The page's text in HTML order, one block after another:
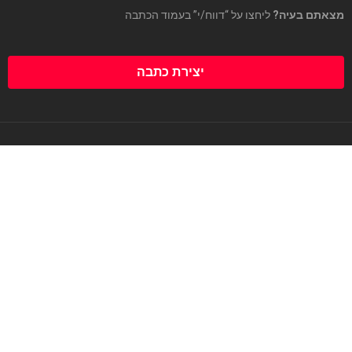
מצאתם בעיה? ליחצו על “דווח/י” בעמוד הכתבה
יצירת כתבה